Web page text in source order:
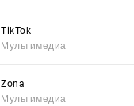
TikTok
Мультимедиа
Zona
Мультимедиа